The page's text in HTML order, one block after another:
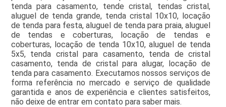
tenda para casamento, tende cristal, tendas cristal,
aluguel de tenda grande, tenda cristal 10x10, locação
de tenda para festa, aluguel de tenda para praia, aluguel
de tendas e coberturas, locação de tendas e
coberturas, locação de tenda 10x10, aluguel de tenda
5x5, tenda cristal para casamento, tenda de cristal
casamento, tenda de cristal para alugar, locação de
tenda para casamento. Executamos nossos serviços de
forma referência no mercado e serviço de qualidade
garantida e anos de experiência e clientes satisfeitos,
não deixe de entrar em contato para saber mais.